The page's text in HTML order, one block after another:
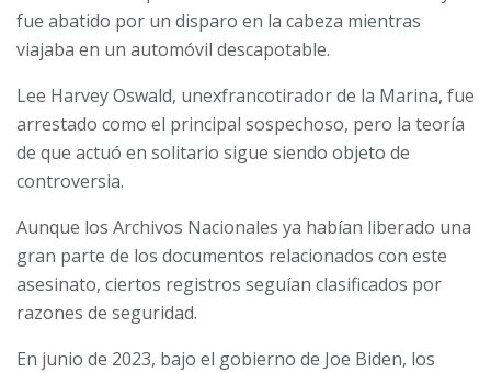
fue abatido por un disparo en la cabeza mientras
viajaba en un automóvil descapotable.
Lee Harvey Oswald, unexfrancotirador de la Marina, fue
arrestado como el principal sospechoso, pero la teoría
de que actuó en solitario sigue siendo objeto de
controversia.
Aunque los Archivos Nacionales ya habían liberado una
gran parte de los documentos relacionados con este
asesinato, ciertos registros seguían clasificados por
razones de seguridad.
En junio de 2023, bajo el gobierno de Joe Biden, los